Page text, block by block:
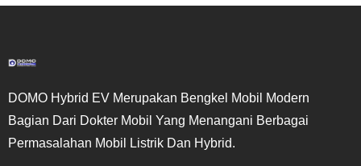
DOMO Hybrid EV Merupakan Bengkel Mobil Modern
Bagian Dari Dokter Mobil Yang Menangani Berbagai
Permasalahan Mobil Listrik Dan Hybrid.